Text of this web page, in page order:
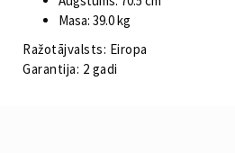
Masa: 39.0 kg
Ražotājvalsts: Eiropa
Garantija: 2 gadi